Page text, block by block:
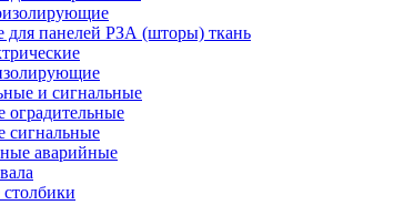
панелей РЗА (шторы) ткань
и сигнальные
оградительные
сигнальные
аварийные